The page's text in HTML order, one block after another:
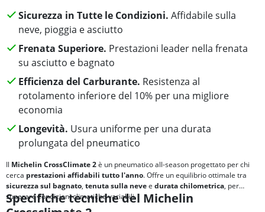
Sicurezza in Tutte le Condizioni. Affidabile sulla
neve, pioggia e asciutto
Frenata Superiore. Prestazioni leader nella frenata
su asciutto e bagnato
Efficienza del Carburante. Resistenza al
rotolamento inferiore del 10% per una migliore
economia
Longevità. Usura uniforme per una durata
prolungata del pneumatico
Il Michelin CrossClimate 2è un pneumatico all-season progettato per chi
cerca prestazioni affidabili tutto l'anno. Offre un equilibrio ottimale tra
sicurezza sul bagnato, tenuta sulla nevee durata chilometrica, per
superare condizioni climatiche variabili.
Specifiche tecniche del Michelin